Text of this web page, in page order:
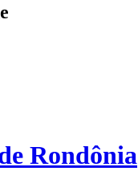
Rondônia